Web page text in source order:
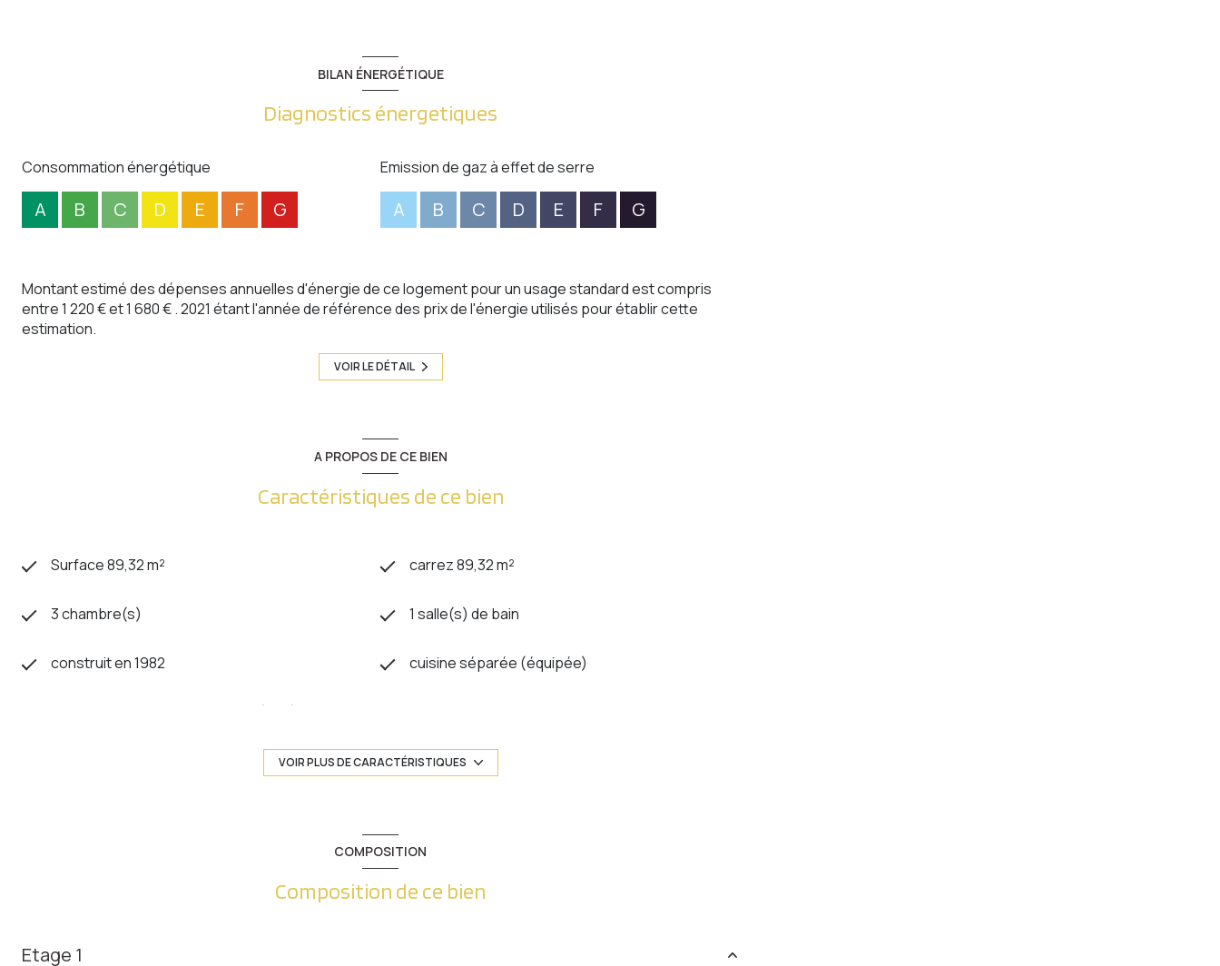
BILAN ÉNERGÉTIQUE
Diagnostics énergetiques
Consommation énergétique
A B C D E F G
Emission de gaz à effet de serre
A B C D E F G
Montant estimé des dépenses annuelles d'énergie de ce logement pour un usage standard est compris
entre 1 220 € et 1 680 € . 2021 étant l'année de référence des prix de l'énergie utilisés pour établir cette
estimation.
VOIR LE DÉTAIL
A PROPOS DE CE BIEN
Caractéristiques de ce bien
Surface 89,32 m² carrez 89,32 m²
3 chambre(s) 1 salle(s) de bain
construit en 1982 cuisine séparée (équipée)
Chauffage individuel : radiateur (gaz)
1er étage
balcon
VOIR PLUS DE CARACTÉRISTIQUES
COMPOSITION
Composition de ce bien
Etage 1